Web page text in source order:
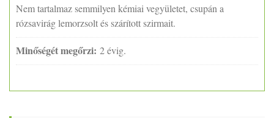
Nem tartalmaz semmilyen kémiai vegyületet, csupán a
rózsavirág lemorzsolt és szárított szirmait.
Minőségét megőrzi: 2 évig.